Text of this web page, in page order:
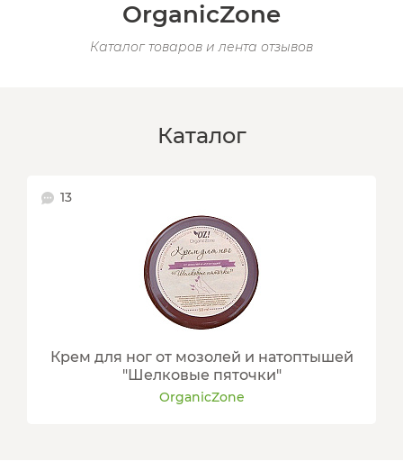
OrganicZone
Каталог товаров и лента отзывов
Каталог
13
Крем для ног от мозолей и натоптышей
"Шелковые пяточки"
OrganicZone